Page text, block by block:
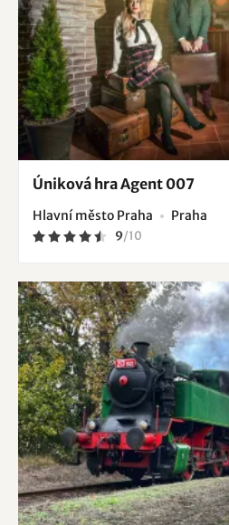
Úniková hra Agent 007
Hlavní město Praha Praha
9/10